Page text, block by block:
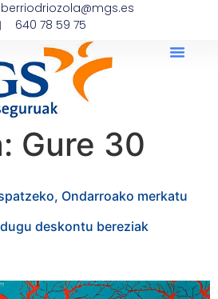
640 78 59 75
Gure 30
Ondarroako merkatu
deskontu bereziak